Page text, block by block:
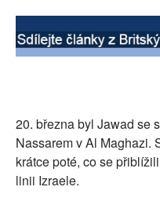
20. března byl Jawad se
Nassarem v Al Maghazi.
krátce poté, co se
linii Izraele.